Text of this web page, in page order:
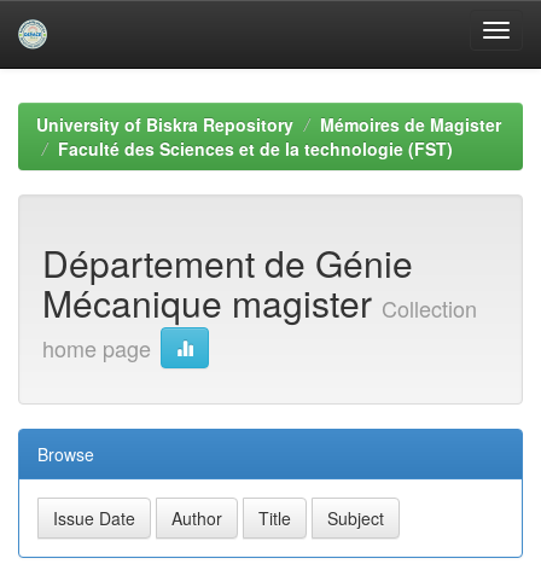
navigationUniversity of Biskra Repository
Mémoires de Magister
Faculté des Sciences et de la technologie (FST)
Département de Génie
Mécanique magister Collection
home page
Browse